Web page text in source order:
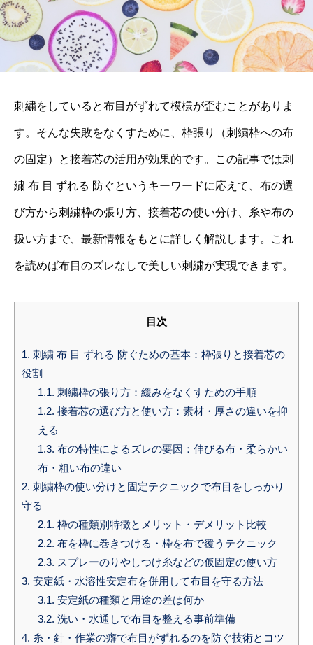
刺繍をしていると布目がずれて模様が歪むことがありま
す。そんな失敗をなくすために、枠張り（刺繍枠への布
の固定）と接着芯の活用が効果的です。この記事では刺
繍 布 目 ずれる 防ぐというキーワードに応えて、布の選
び方から刺繍枠の張り方、接着芯の使い分け、糸や布の
扱い方まで、最新情報をもとに詳しく解説します。これ
を読めば布目のズレなしで美しい刺繍が実現できます。
目次
1. 刺繍 布 目 ずれる 防ぐための基本：枠張りと接着芯の
役割
1.1. 刺繍枠の張り方：緩みをなくすための手順
1.2. 接着芯の選び方と使い方：素材・厚さの違いを抑
える
1.3. 布の特性によるズレの要因：伸びる布・柔らかい
布・粗い布の違い
2. 刺繍枠の使い分けと固定テクニックで布目をしっかり
守る
2.1. 枠の種類別特徴とメリット・デメリット比較
2.2. 布を枠に巻きつける・枠を布で覆うテクニック
2.3. スプレーのりやしつけ糸などの仮固定の使い方
3. 安定紙・水溶性安定布を併用して布目を守る方法
3.1. 安定紙の種類と用途の差は何か
3.2. 洗い・水通しで布目を整える事前準備
4. 糸・針・作業の癖で布目がずれるのを防ぐ技術とコツ